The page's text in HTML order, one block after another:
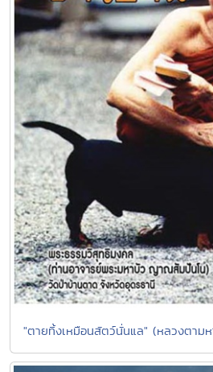
"ตายทิ้งเหมือนสัตว์นั่นแล" (หลวงตา